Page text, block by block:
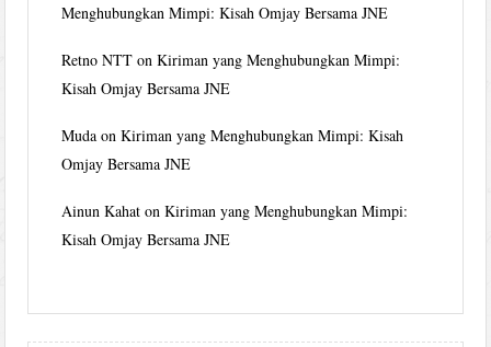
Menghubungkan Mimpi: Kisah Omjay Bersama JNE
Retno NTT onKiriman yang Menghubungkan Mimpi:
Kisah Omjay Bersama JNE
Muda onKiriman yang Menghubungkan Mimpi: Kisah
Omjay Bersama JNE
Ainun Kahat onKiriman yang Menghubungkan Mimpi:
Kisah Omjay Bersama JNE